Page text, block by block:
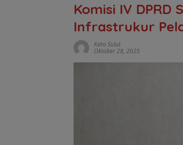
Komisi IV DPRD
Infrastrukur
Kata Sulut
Oktober 28, 2025